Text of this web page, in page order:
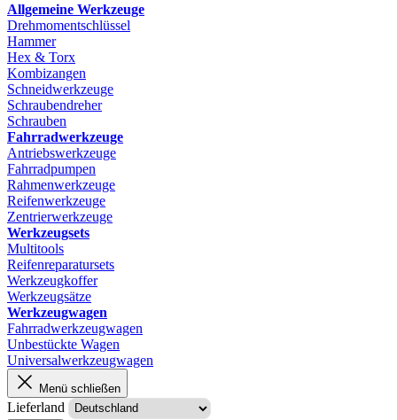
Allgemeine Werkzeuge
Drehmomentschlüssel
Hammer
Hex & Torx
Kombizangen
Schneidwerkzeuge
Schraubendreher
Schrauben
Fahrradwerkzeuge
Antriebswerkzeuge
Fahrradpumpen
Rahmenwerkzeuge
Reifenwerkzeuge
Zentrierwerkzeuge
Werkzeugsets
Multitools
Reifenreparatursets
Werkzeugkoffer
Werkzeugsätze
Werkzeugwagen
Fahrradwerkzeugwagen
Unbestückte Wagen
Universalwerkzeugwagen
Menü schließen
Lieferland